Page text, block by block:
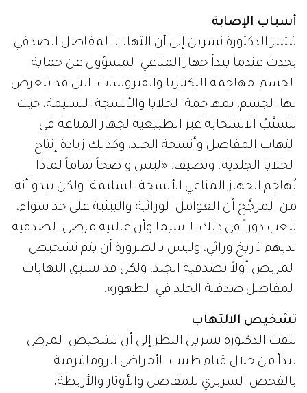
أسباب الإصابة
تشير الدكتورة نسرين إلى أن التهاب المفاصل الصدفي،
يحدث عندما يبدأ جهاز المناعي المسؤول عن حماية
الجسم، مهاجمة البكتيريا والفيروسات، التي قد يتعرض
لها الجسم، بمهاجمة الخلايا والأنسجة السليمة، حيث
تتسبَّبُ الاستجابة غير الطبيعية لجهاز المناعة في
التهاب المفاصل وأنسجة الجلد، وكذلك زيادة إنتاج
الخلايا الجلدية. وتضيف: «ليس واضحاً تماماً لماذا
يُهاجم الجهاز المناعي الأنسجة السليمة، ولكن يبدو أنه
من المرجَّح أن العوامل الوراثية والبيئية على حد سواء،
تلعب دوراً في ذلك، لاسيما وأن غالبية مرضى الصدفية
لديهم تاريخ وراثي، وليس بالضرورة أن يتم تشخيص
المريض أولاً بصدفية الجلد، ولكن قد تسبق التهابات
المفاصل صدفية الجلد في الظهور».
تشخيص الالتهاب
تلفت الدكتورة نسرين النظر إلى أن تشخيص المرض
يبدأ من خلال قيام طبيب الأمراض الروماتيزمية
بالفحص السريري للمفاصل والأوتار والأربطة،